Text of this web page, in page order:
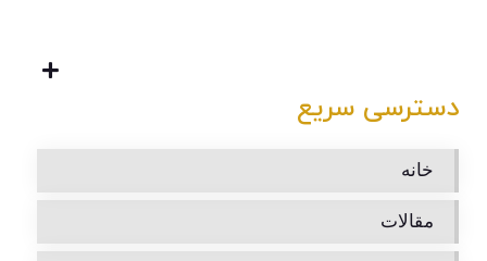
دسترسی سریع
خانه
مقالات